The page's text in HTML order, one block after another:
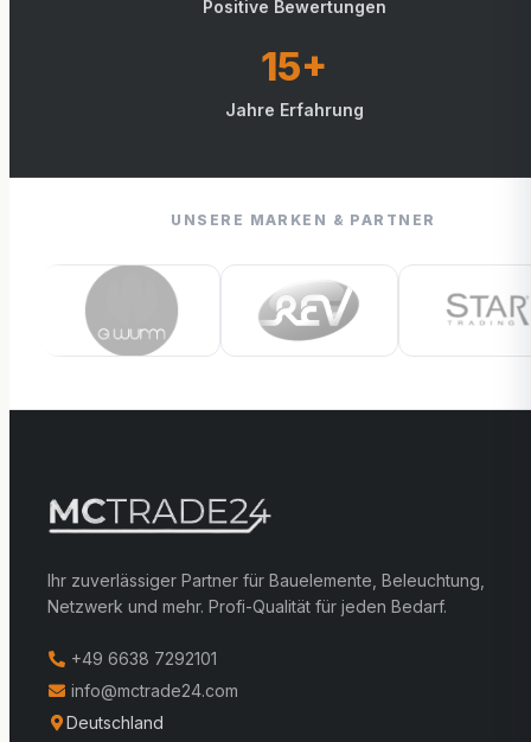
Positive Bewertungen
15+
Jahre Erfahrung
UNSERE MARKEN & PARTNER
Ihr zuverlässiger Partner für Bauelemente, Beleuchtung,
Netzwerk und mehr. Profi-Qualität für jeden Bedarf.
+49 6638 7292101
info@mctrade24.com
Deutschland